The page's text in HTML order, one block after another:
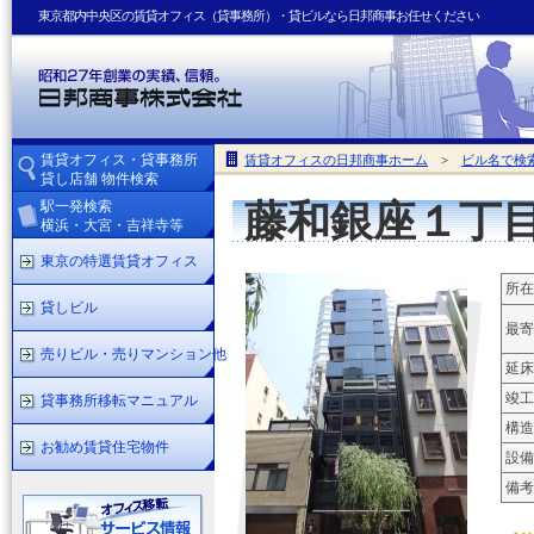
東京都内中央区の賃貸オフィス（貸事務所）・貸ビルなら日邦商事お任せください
賃貸オフィスの日邦商事ホーム > ビル名で検
藤和銀座１丁
所
最
延床
竣工
構
設備
備考
賃貸オフィス・貸事務所
貸し店舗 物件検索
駅一発検索
横浜・大宮・吉祥寺等
東京の特選賃貸オフィス
貸しビル
売りビル・売りマンション他
貸事務所移転マニュアル
お勧め賃貸住宅物件